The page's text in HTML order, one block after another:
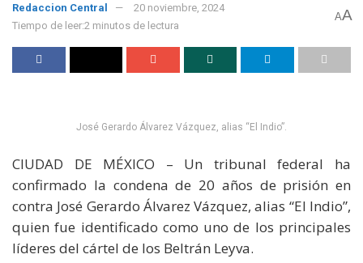
Redaccion Central
20 noviembre, 2024
Tiempo de leer:2 minutos de lectura
AA
José Gerardo Álvarez Vázquez, alias “El Indio”.
CIUDAD DE MÉXICO – Un tribunal federal ha
confirmado la condena de 20 años de prisión en
contra José Gerardo Álvarez Vázquez, alias “El Indio”,
quien fue identificado como uno de los principales
líderes del cártel de los Beltrán Leyva.